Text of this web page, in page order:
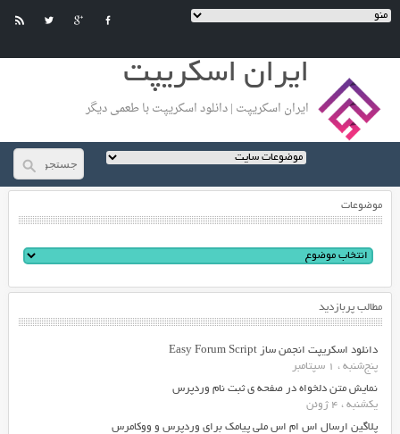
ایران اسکریپت
ایران اسکریپت | دانلود اسکریپت با طعمی دیگر
موضوعات
مطالب پربازدید
دانلود اسکریپت انجمن ساز Easy Forum Script
پنج‌شنبه ، 1 سپتامبر
نمایش متن دلخواه در صفحه ی ثبت نام وردپرس
یکشنبه ، 4 ژوئن
پلاگین ارسال اس ام اس ملی پیامک برای وردپرس و ووکامرس